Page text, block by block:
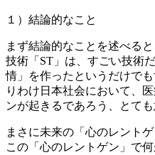
１）結論的なこと
まず結論的なことを述べる
技術「ST」は、すごい技術
情」を作ったというだけで
りわけ日本社会において、
ンが起きるであろう、とても
まさに未来の「心のレントゲ
この「心のレントゲン」で